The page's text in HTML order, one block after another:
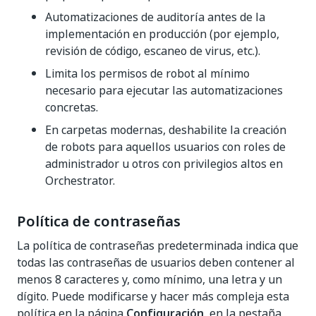
Automatizaciones de auditoría antes de la
implementación en producción (por ejemplo,
revisión de código, escaneo de virus, etc.).
Limita los permisos de robot al mínimo
necesario para ejecutar las automatizaciones
concretas.
En carpetas modernas, deshabilite la creación
de robots para aquellos usuarios con roles de
administrador u otros con privilegios altos en
Orchestrator.
Política de contraseñas
La política de contraseñas predeterminada indica que
todas las contraseñas de usuarios deben contener al
menos 8 caracteres y, como mínimo, una letra y un
dígito. Puede modificarse y hacer más compleja esta